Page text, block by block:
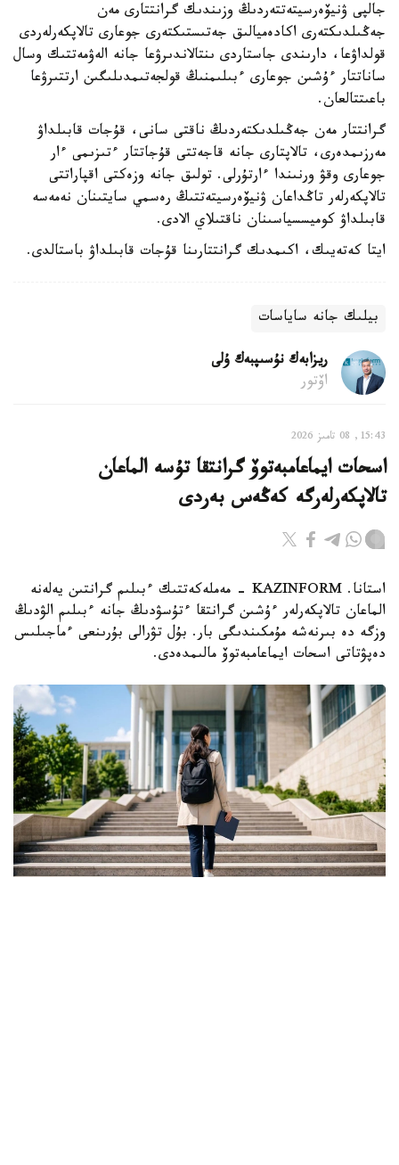
جالپى ۋنيۆەرسيتەتتەردىڭ وزىندىك گرانتتارى مەن
جەڭىلدىكتەرى اكادەميالىق جەتىستىكتەرى جوعارى تالاپكەرلەردى
قولداۋعا، دارىندى جاستاردى ىنتالاندىرۋعا جانە الەۋمەتتىك وسال
ساناتتار ءۇشىن جوعارى ءبىلىمنىڭ قولجەتىمدىلىگىن ارتتىرۋعا
باعىتتالعان.
گرانتتار مەن جەڭىلدىكتەردىڭ ناقتى سانى، قۇجات قابىلداۋ
مەرزىمدەرى، تالاپتارى جانە قاجەتتى قۇجاتتار ءتىزىمى ءار
جوعارى وقۋ ورنىندا ءارتۇرلى. تولىق جانە وزەكتى اقپاراتتى
تالاپكەرلەر تاڭداعان ۋنيۆەرسيتەتتىڭ رەسمي سايتىنان نەمەسە
قابىلداۋ كوميسسياسىنان ناقتىلاي الادى.
ايتا كەتەيىك، اكىمدىك گرانتتارىنا قۇجات قابىلداۋ باستالدى.
بيلىك جانە ساياسات
ريزابەك نۇسىپبەك ۇلى
اۆتور
15:43, 08 تامىز 2026
اسحات ايماعامبەتوۆ گرانتقا تۇسە الماعان
تالاپكەرلەرگە كەڭەس بەردى
استانا. KAZINFORM - مەملەكەتتىك ءبىلىم گرانتىن يەلەنە
الماعان تالاپكەرلەر ءۇشىن گرانتقا ءتۇسۋدىڭ جانە ءبىلىم الۋدىڭ
وزگە دە بىرنەشە مۇمكىندىگى بار. بۇل تۋرالى بۇرىنعى ءماجىلىس
دەپۋتاتى اسحات ايماعامبەتوۆ مالىمدەدى.